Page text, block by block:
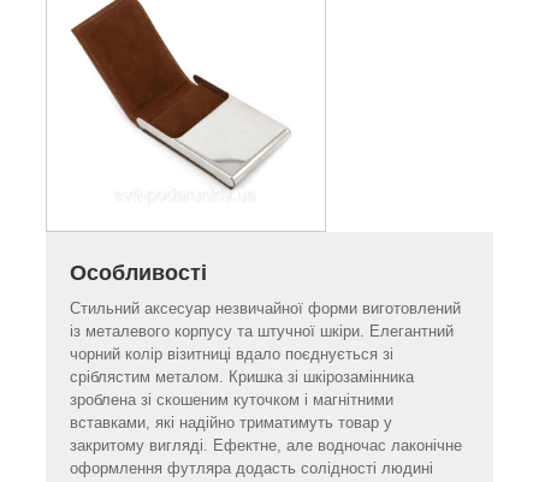
Особливості
Стильний аксесуар незвичайної форми виготовлений
із металевого корпусу та штучної шкіри. Елегантний
чорний колір візитниці вдало поєднується зі
сріблястим металом. Кришка зі шкірозамінника
зроблена зі скошеним куточком і магнітними
вставками, які надійно триматимуть товар у
закритому вигляді. Ефектне, але водночас лаконічне
оформлення футляра додасть солідності людині